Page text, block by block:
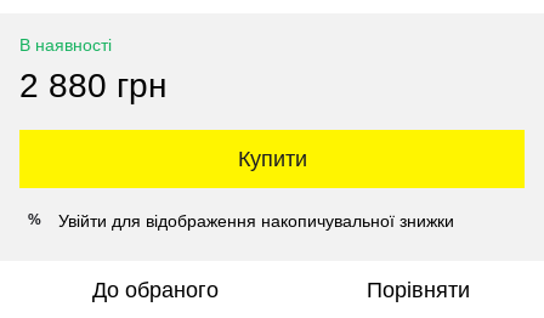
В наявності
2 880 грн
Купити
% Увійти для відображення накопичувальної знижки
До обраного Порівняти